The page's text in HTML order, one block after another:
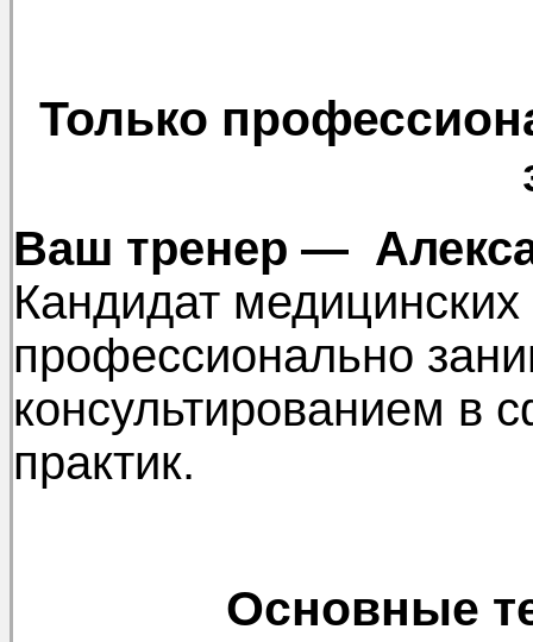
Только
Ваш тренер —
Кандидат
профессионально
консультированием в
практик.
Основные